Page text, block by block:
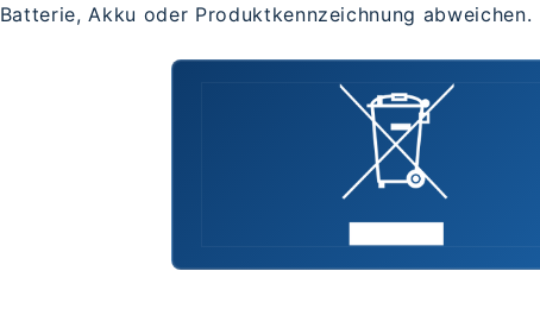
Batterie, Akku oder Produktkennzeichnung abweichen.